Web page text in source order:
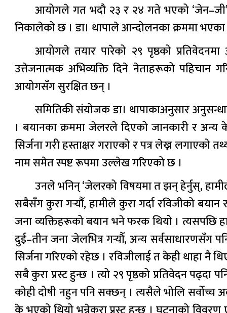
आयोगले गत भदौ २३ र २४ गते भएको
निकालेको छ । डा। थापाले आन्दोलनका क्रममा भएका
आयोगले तयार पारेको २९ पृष्ठको प्रतिवेदनमा
उत्तेजनात्मक अभिव्यक्ति दिने नेताहरूको
आयोगसँग सुरक्षित छन् ।
समितिकी संयोजक डा। थापाकाअनुसार
। बयानका क्रममा जेलरले दिएको जानकारी र अन्य
सिर्जना गरी हस्ताक्षर गराएको र पत्र लेख्न
नाम समेत स्पष्ट रूपमा उल्लेख गरिएको छ ।
उनले भनिन् ‘जेलरको विषयमा त झन् हेर्नुस्,
सबैसँग कुरा गर्‍यौँ, हामीले कुरा गर्दा रविजीको
जना व्यक्तिहरूको बयान भने फरक थियो । त्यसपछि
दुई–तीन जना जेलभित्र गर्‍यौँ, अन्य सर्वसाधारणसँग
सिर्जना गरिएको रहेछ । रविजीलाई त केही थाहा
सबै कुरा प्रस्ट हुन्छ । त्यो २९ पृष्ठको प्रतिवेदन
कोही दोषी नहुन पनि सक्छन् । त्यसैले भोलि सर्वोच्च